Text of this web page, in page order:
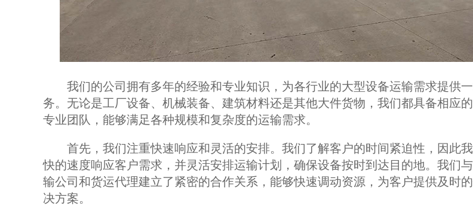
我们的公司拥有多年的经验和专业知识，为各行业的大型设备运输需求提供
务。无论是工厂设备、机械装备、建筑材料还是其他大件货物，我们都具备相应
专业团队，能够满足各种规模和复杂度的运输需求。
首先，我们注重快速响应和灵活的安排。我们了解客户的时间紧迫性，因此
快的速度响应客户需求，并灵活安排运输计划，确保设备按时到达目的地。我们
输公司和货运代理建立了紧密的合作关系，能够快速调动资源，为客户提供及时
决方案。